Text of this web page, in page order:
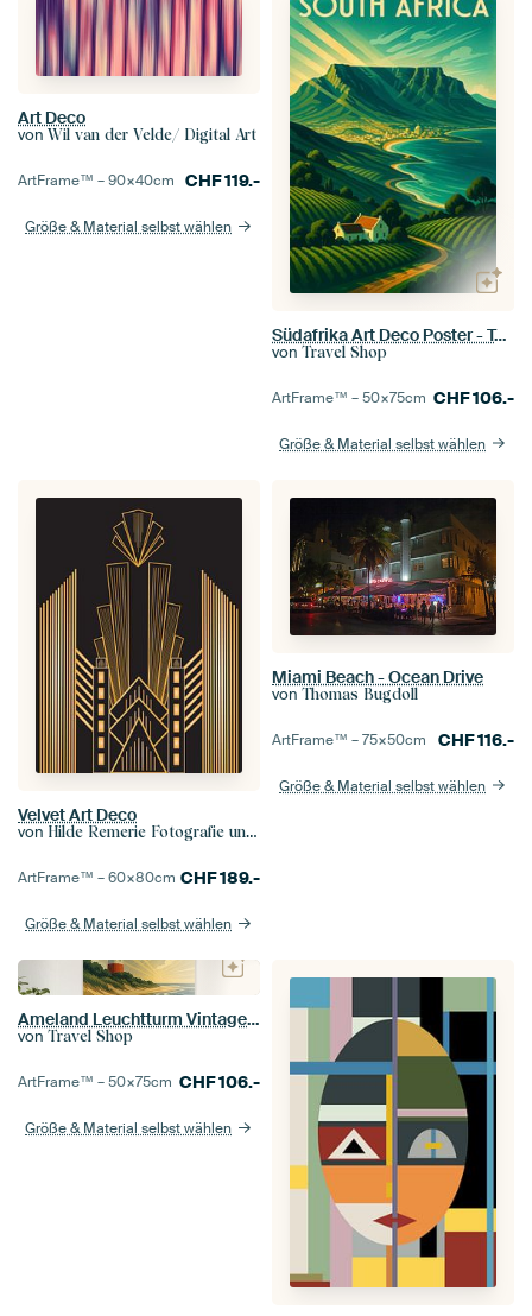
Art Deco
von Wil van der Velde/ Digital Art
ArtFrame™ –90×40cm CHF119.-
Größe & Material selbst wählen
Südafrika Art Deco Poster - Tafelberg und Küstenweinberge
von Travel Shop
ArtFrame™ –50×75cm CHF106.-
Größe & Material selbst wählen
Velvet Art Deco
von Hilde Remerie Fotografie und digitale Kunst
ArtFrame™ –60×80cm CHF189.-
Größe & Material selbst wählen
Miami Beach - Ocean Drive
von Thomas Bugdoll
ArtFrame™ –75×50cm CHF116.-
Größe & Material selbst wählen
Ameland Leuchtturm Vintage Travel Poster
von Travel Shop
ArtFrame™ –50×75cm CHF106.-
Größe & Material selbst wählen